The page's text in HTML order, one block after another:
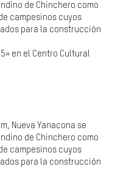
de Chinchero como
campesinos cuyos
para la construcción
en el Centro Cultural
Nueva Yanacona se
de Chinchero como
campesinos cuyos
para la construcción